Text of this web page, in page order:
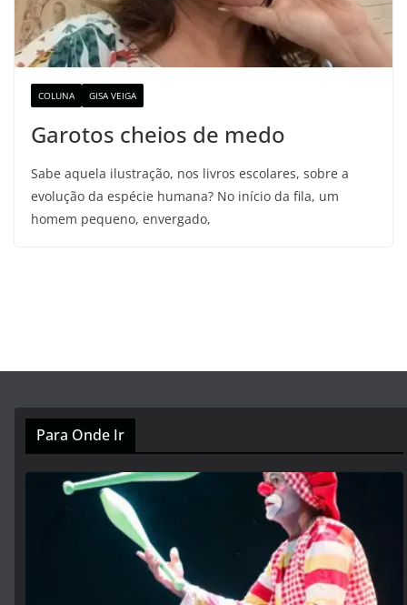
COLUNA GISA VEIGA
Garotos cheios de medo
Sabe aquela ilustração, nos livros escolares, sobre a
evolução da espécie humana? No início da fila, um
homem pequeno, envergado,
Para Onde Ir